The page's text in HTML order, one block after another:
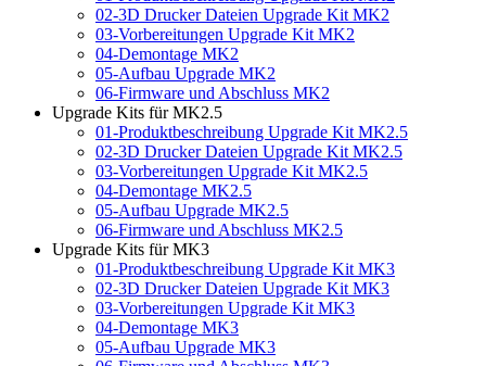
02-3D Drucker Dateien Upgrade Kit MK2
03-Vorbereitungen Upgrade Kit MK2
04-Demontage MK2
05-Aufbau Upgrade MK2
06-Firmware und Abschluss MK2
Upgrade Kits für MK2.5
01-Produktbeschreibung Upgrade Kit MK2.5
02-3D Drucker Dateien Upgrade Kit MK2.5
03-Vorbereitungen Upgrade Kit MK2.5
04-Demontage MK2.5
05-Aufbau Upgrade MK2.5
06-Firmware und Abschluss MK2.5
Upgrade Kits für MK3
01-Produktbeschreibung Upgrade Kit MK3
02-3D Drucker Dateien Upgrade Kit MK3
03-Vorbereitungen Upgrade Kit MK3
04-Demontage MK3
05-Aufbau Upgrade MK3